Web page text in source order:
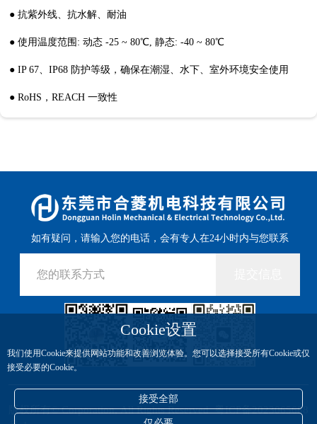
Cookie设置
我们使用Cookie来提供网站功能和改善浏览体验。您可以选择接受所有Cookie或仅
接受必要的Cookie。
接受全部
● 抗紫外线、抗水解、耐油
● 使用温度范围: 动态 -25 ~ 80℃, 静态: -40 ~ 80℃
● IP 67、IP68 防护等级，确保在潮湿、水下、室外环境安全使用
● RoHS，REACH 一致性
如有疑问，请输入您的电话，会有专人在24小时内与您联系
版权所有© Corporation, All Rights Reserved 粤ICP备2023065688